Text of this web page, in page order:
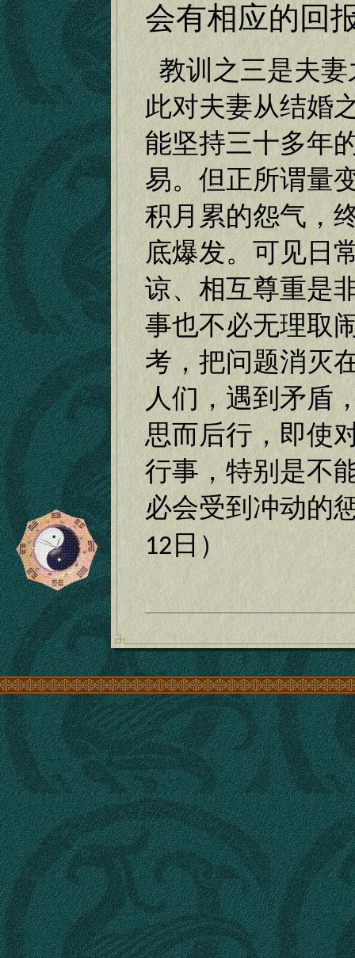
会有相应的回
教训之三是夫妻
此对夫妻从结婚
能坚持三十多年
易。但正所谓量
积月累的怨气，
底爆发。可见日
谅、相互尊重是
事也不必无理取
考，把问题消灭
人们，遇到矛盾
思而后行，即使
行事，特别是不
必会受到冲动的
12日）